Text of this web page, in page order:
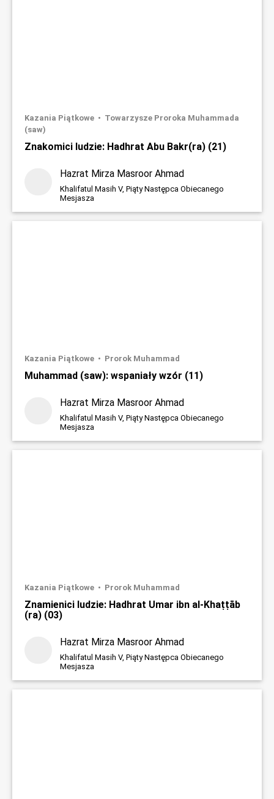
Kazania Piątkowe
Towarzysze Proroka Muhammada
(saw)
Znakomici ludzie: Hadhrat Abu Bakr(ra) (21)
Hazrat Mirza Masroor Ahmad
Khalifatul Masih V, Piąty Następca Obiecanego
Mesjasza
Kazania Piątkowe Prorok Muhammad
Muhammad (saw): wspaniały wzór (11)
Hazrat Mirza Masroor Ahmad
Khalifatul Masih V, Piąty Następca Obiecanego
Mesjasza
Kazania Piątkowe Prorok Muhammad
Znamienici ludzie: Hadhrat Umar ibn al-Khaṭṭāb
(ra) (03)
Hazrat Mirza Masroor Ahmad
Khalifatul Masih V, Piąty Następca Obiecanego
Mesjasza